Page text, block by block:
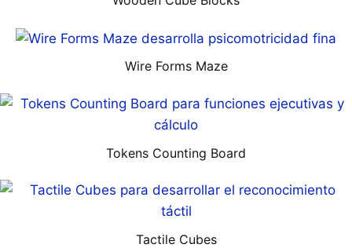
Wire Forms Maze
Tokens Counting Board
Tactile Cubes